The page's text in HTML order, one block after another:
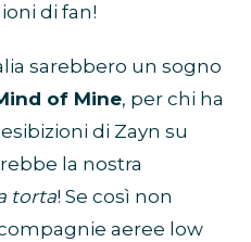
di fan!
sarebbero un sogno
of Mine, per chi ha
di Zayn su
la nostra
torta! Se così non
aeree low